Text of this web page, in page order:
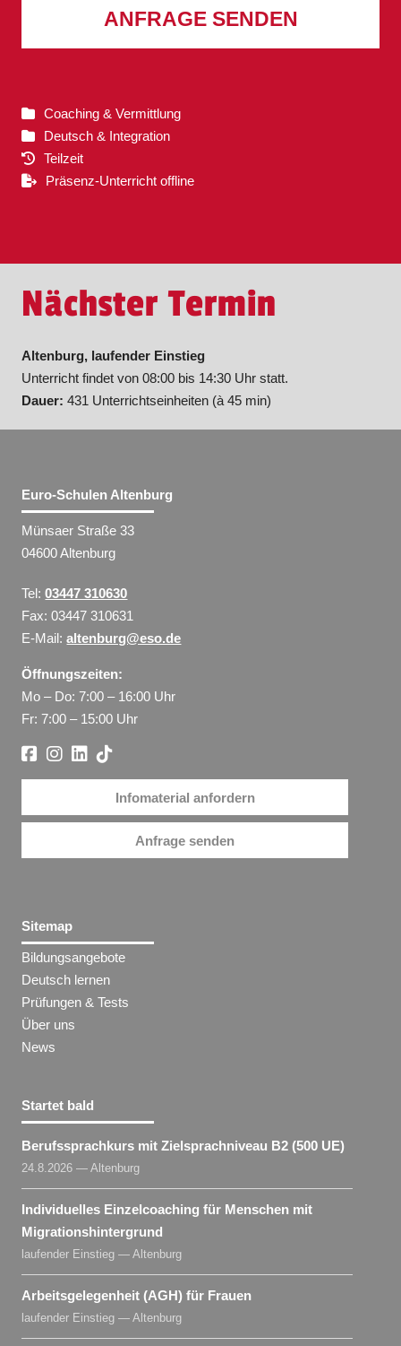
ANFRAGE SENDEN
Coaching & Vermittlung
Deutsch & Integration
Teilzeit
Präsenz-Unterricht offline
Nächster Termin
Altenburg, laufender Einstieg
Unterricht findet von 08:00 bis 14:30 Uhr statt.
Dauer: 431 Unterrichtseinheiten (à 45 min)
Euro-Schulen Altenburg
Münsaer Straße 33
04600 Altenburg
Tel:03447 310630
Fax: 03447 310631
E-Mail:altenburg@eso.de
Öffnungszeiten:
Mo – Do: 7:00 – 16:00 Uhr
Fr: 7:00 – 15:00 Uhr
Infomaterial anfordern
Anfrage senden
Sitemap
Bildungsangebote
Deutsch lernen
Prüfungen & Tests
Über uns
News
Startet bald
Berufssprachkurs mit Zielsprachniveau B2 (500 UE)
24.8.2026 — Altenburg
Individuelles Einzelcoaching für Menschen mit
Migrationshintergrund
laufender Einstieg — Altenburg
Arbeitsgelegenheit (AGH) für Frauen
laufender Einstieg — Altenburg